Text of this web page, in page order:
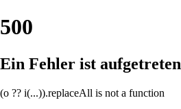
500
Ein Fehler ist aufgetreten
(o ?? i(...)).replaceAll is not a function